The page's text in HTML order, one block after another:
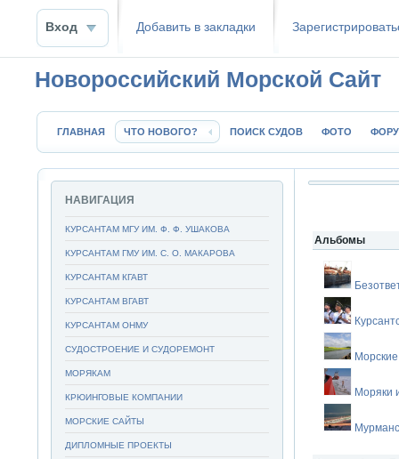
Вход Добавить в закладки
Новороссийский Морской Сайт
ГЛАВНАЯ ЧТО НОВОГО? ПОИСК СУДОВ ФОТО
Альбомы
Моряки
НАВИГАЦИЯ
КУРСАНТАМ МГУ ИМ. Ф. Ф. УШАКОВА
КУРСАНТАМ ГМУ ИМ. С. О. МАКАРОВА
КУРСАНТАМ КГАВТ
КУРСАНТАМ ВГАВТ
КУРСАНТАМ ОНМУ
СУДОСТРОЕНИЕ И СУДОРЕМОНТ
МОРЯКАМ
КРЮИНГОВЫЕ КОМПАНИИ
МОРСКИЕ САЙТЫ
ДИПЛОМНЫЕ ПРОЕКТЫ